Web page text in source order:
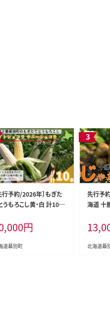
行予約/2026年］もぎた
うもろこし黄・白 計10本
]【 とうきび トウモロコ
とうもろこし 野菜 夏野菜
ーツ 北海道 十勝 幕別
円
道幕別町
先行予
海道 十
園】 野
しにく
肉じゃが
北海道幕